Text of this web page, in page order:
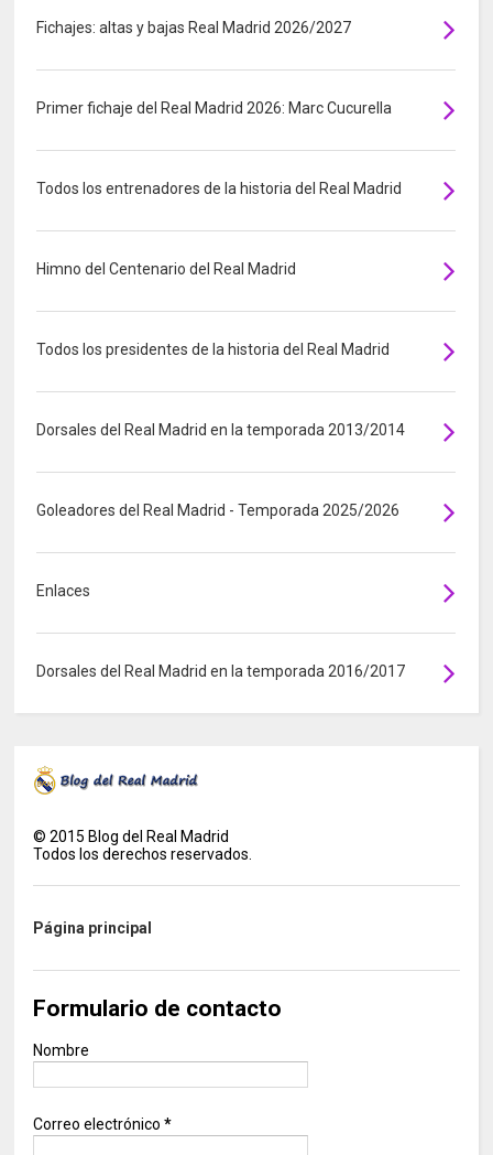
Fichajes: altas y bajas Real Madrid 2026/2027
Primer fichaje del Real Madrid 2026: Marc Cucurella
Todos los entrenadores de la historia del Real Madrid
Himno del Centenario del Real Madrid
Todos los presidentes de la historia del Real Madrid
Dorsales del Real Madrid en la temporada 2013/2014
Goleadores del Real Madrid - Temporada 2025/2026
Enlaces
Dorsales del Real Madrid en la temporada 2016/2017
©2015 Blog del Real Madrid
Todos los derechos reservados.
Página principal
Formulario de contacto
Nombre
Correo electrónico*